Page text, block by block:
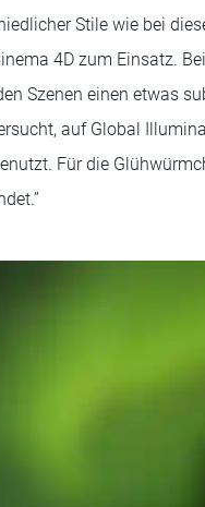
Stile wie bei
4D zum Einsatz.
Szenen einen etwas
auf Global
Für die